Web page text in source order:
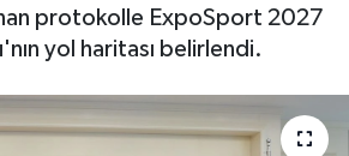
protokolle ExpoSport 2027
yol haritası belirlendi.